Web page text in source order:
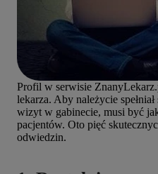
Profil w serwisie
lekarza. Aby należycie
wizyt w gabinecie, musi być
pacjentów. Oto pięć
odwiedzin.